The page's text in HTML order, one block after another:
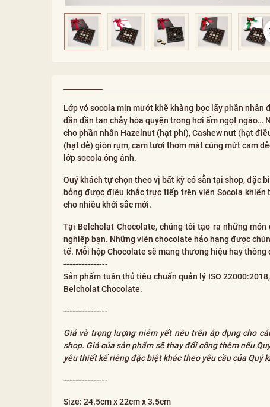
Lớp vỏ socola mịn mướt khẽ khàng bọc lấy phần
dần dần tan chảy hòa quyện trong hơi ấm ngọt
cho phần nhân Hazelnut (hạt phỉ), Cashew nut (hạt
(hạt dẻ) giòn rụm, cam tươi thơm mát cùng mứt cam
lớp socola óng ánh.
Quý khách tự chọn theo vị bất kỳ có sẵn tại shop, đặc
bỏng được điêu khắc trực tiếp trên viên Socola
cho nhiều khởi sắc mới.
Tại Belcholat Chocolate, chúng tôi tạo ra những
nghiệp bạn. Những viên chocolate hảo hạng được
tế. Mỗi hộp Chocolate sẽ mang thương hiệu hay
---------------
Sản phẩm tuân thủ tiêu chuẩn quản lý ISO
Belcholat Chocolate.
---------------
Giá và trọng lượng niêm yết nêu trên áp dụng cho
shop. Giá của sản phẩm sẽ thay đổi cộng thêm nếu
yêu thiết kế riêng đặc biệt khác theo yêu cầu của
---------------
Size: 24.5cm x 22cm x 3.5cm